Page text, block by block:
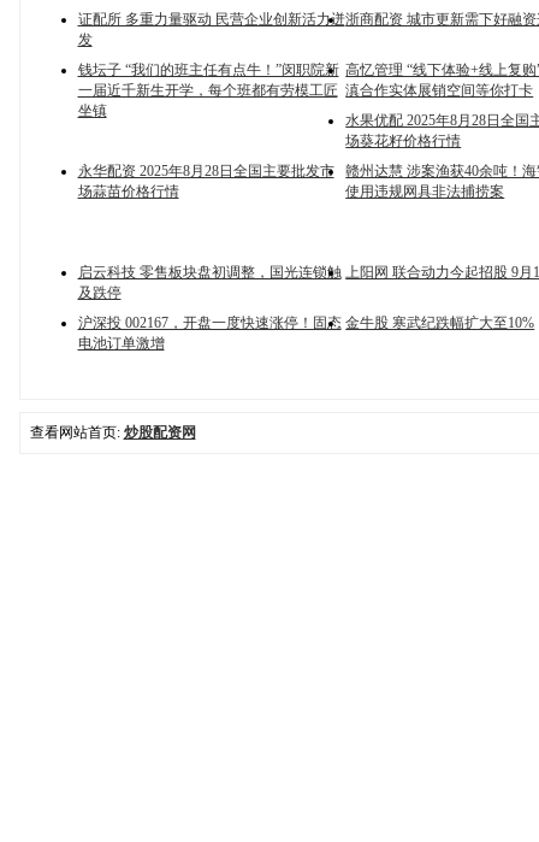
证配所 多重力量驱动 民营企业创新活力迸
发
浙商配资 城市更新需下好融
钱坛子 “我们的班主任有点牛！”闵职院新
一届近千新生开学，每个班都有劳模工匠
坐镇
高忆管理 “线下体验+线上复
滇合作实体展销空间等你打卡
水果优配 2025年8月28日全国
场葵花籽价格行情
永华配资 2025年8月28日全国主要批发市
场蒜苗价格行情
赣州达慧 涉案渔获40余吨！
使用违规网具非法捕捞案
启云科技 零售板块盘初调整，国光连锁触
及跌停
上阳网 联合动力今起招股 9月
沪深投 002167，开盘一度快速涨停！固态
电池订单激增
金牛股 寒武纪跌幅扩大至10%
查看网站首页: 炒股配资网